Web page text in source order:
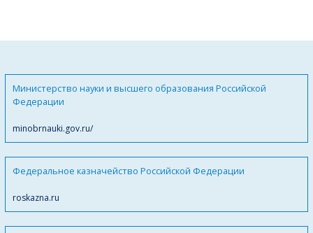
Министерство науки и высшего образования Российской
Федерации
minobrnauki.gov.ru/
Федеральное казначейство Российской Федерации
roskazna.ru